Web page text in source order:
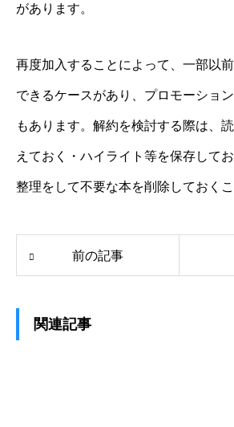
があります。
再度加入することによって、一部以
できるケースがあり、プロモーショ
もあります。解約を検討する際は、
えておく・ハイライト等を保存して
整理をして不要な本を削除しておくこ
前の記事
関連記事